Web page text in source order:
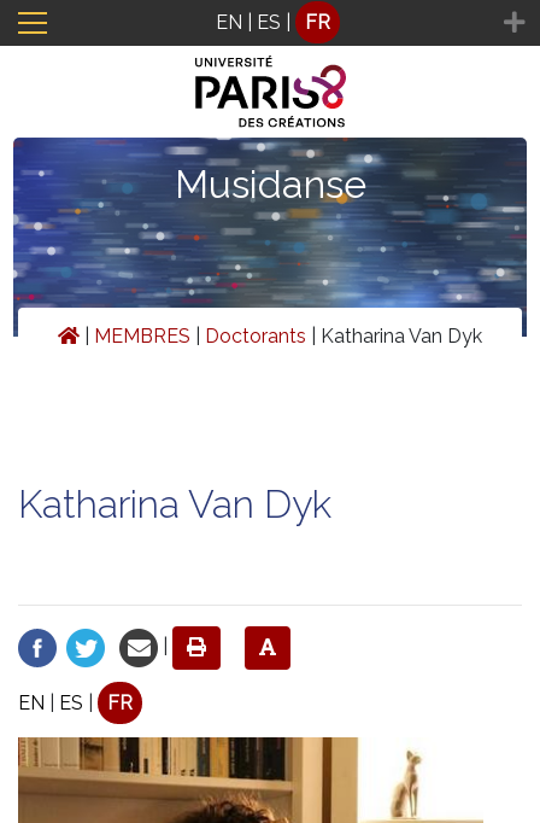
Panneau de gestion des cookies
EN ES FR
Musidanse
MEMBRES Doctorants Katharina Van Dyk
Katharina Van Dyk
EN ES FR